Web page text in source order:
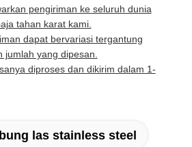
pengiriman ke seluruh dunia
tahan karat kami.
dapat bervariasi tergantung
jumlah yang dipesan.
diproses dan dikirim dalam 1-
las stainless steel